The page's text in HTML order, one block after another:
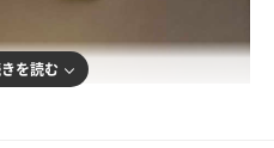
を読む